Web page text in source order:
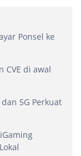
Ponsel ke
CVE di awal
5G Perkuat